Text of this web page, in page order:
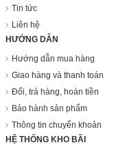
Tin tức
Liên hệ
HƯỚNG DẪN
Hướng dẫn mua hàng
Giao hàng và thanh toán
Đổi, trả hàng, hoàn tiền
Bảo hành sản phẩm
Thông tin chuyển khoản
HỆ THỐNG KHO BÃI